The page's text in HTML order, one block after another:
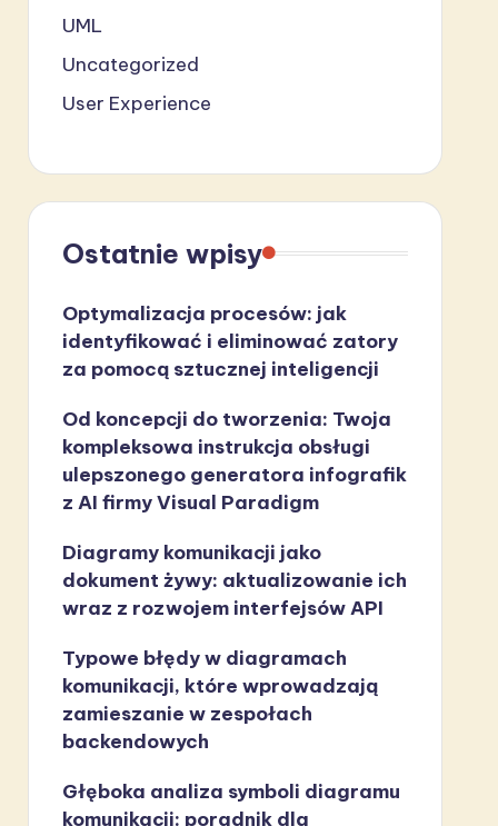
UML
Uncategorized
User Experience
Ostatnie wpisy
Optymalizacja procesów: jak
identyfikować i eliminować zatory
za pomocą sztucznej inteligencji
Od koncepcji do tworzenia: Twoja
kompleksowa instrukcja obsługi
ulepszonego generatora infografik
z AI firmy Visual Paradigm
Diagramy komunikacji jako
dokument żywy: aktualizowanie ich
wraz z rozwojem interfejsów API
Typowe błędy w diagramach
komunikacji, które wprowadzają
zamieszanie w zespołach
backendowych
Głęboka analiza symboli diagramu
komunikacji: poradnik dla